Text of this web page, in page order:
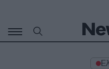
περιεχόμενο